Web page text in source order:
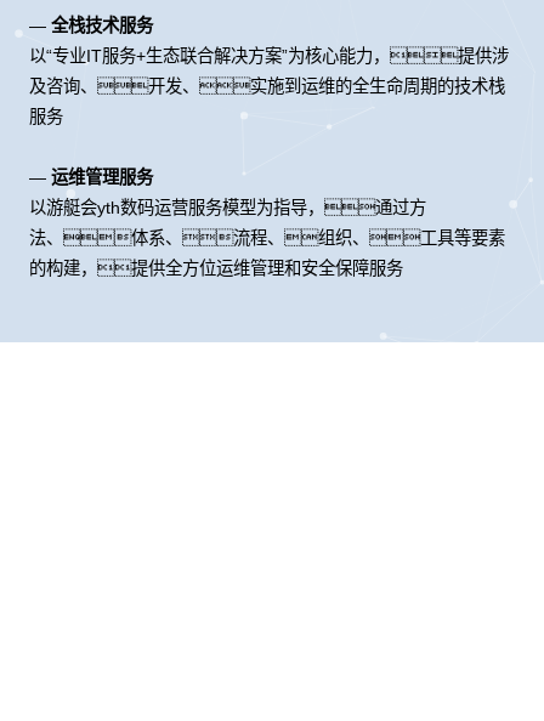
— 全栈技术服务
以“专业IT服务+生态联合解决方案”为核心能力，提供涉
及咨询、开发、实施到运维的全生命周期的技术栈
服务
— 运维管理服务
以游艇会yth数码运营服务模型为指导，通过方
法、体系、流程、组织、工具等要素
的构建，提供全方位运维管理和安全保障服务